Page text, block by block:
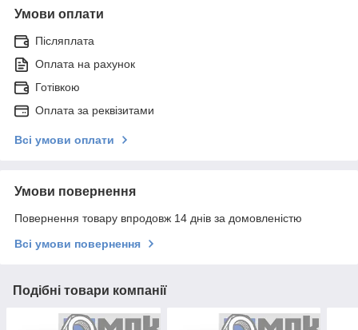
Умови оплати
Післяплата
Оплата на рахунок
Готівкою
Оплата за реквізитами
Всі умови оплати
Умови повернення
Повернення товару впродовж 14 днів за домовленістю
Всі умови повернення
Подібні товари компанії